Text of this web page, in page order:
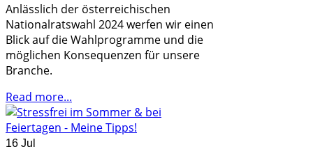
Anlässlich der österreichischen
Nationalratswahl 2024 werfen wir einen
Blick auf die Wahlprogramme und die
möglichen Konsequenzen für unsere
Branche.
Read more...
16 Jul